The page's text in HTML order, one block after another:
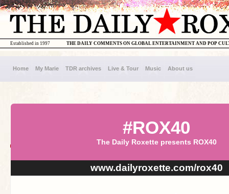
THE DAILY COMMENTS ON GLOBAL ENTERTAINMENT AND POP
Established in 1997
Home My Marie TDR archives Live & Tour Music About us
#ROX40
The Daily Roxette presents ROX40
www.dailyroxette.com/rox40